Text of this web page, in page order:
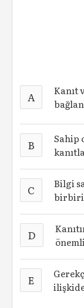
A
Kanıt
B
Sahip
C
Bilgi
D
E